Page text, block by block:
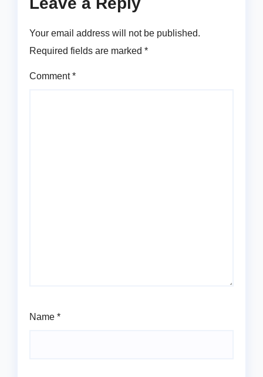
Your email address will not be published.
Required fields are marked *
Comment*
Name *